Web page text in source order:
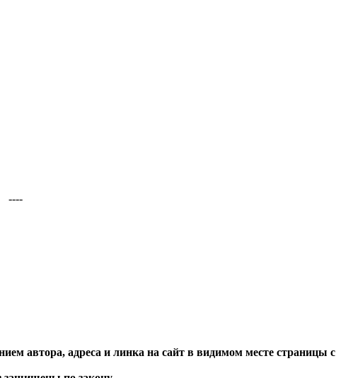
----
автора, адреса и линка на сайт в видимом месте страницы с